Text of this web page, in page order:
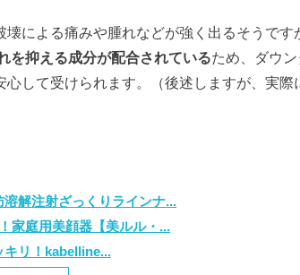
による痛みや腫れなどが強く出るそうです
を抑える成分が配合されているため、ダウン
して受けられます。（後述しますが、実際
溶解注射ざっくりラインナ...
家庭用美顔器【美ルル・...
キリ！kabelline...